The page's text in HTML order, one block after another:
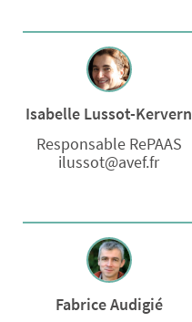
Isabelle Lussot-Kervern
Responsable RePAAS
ilussot@avef.fr
Fabrice Audigié